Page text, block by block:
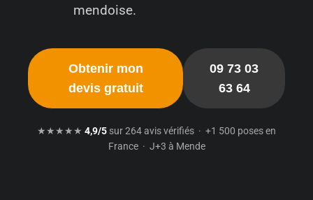
mendoise.
Obtenir mon
devis gratuit
09 73 03
63 64
★★★★★ 4,9/5 sur 264 avis vérifiés · +1 500 poses en
France · J+3 à Mende